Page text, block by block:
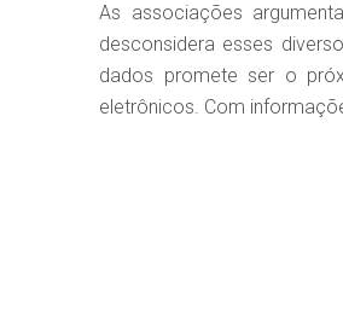
As associações
desconsidera esses
dados promete ser o
eletrônicos. Com